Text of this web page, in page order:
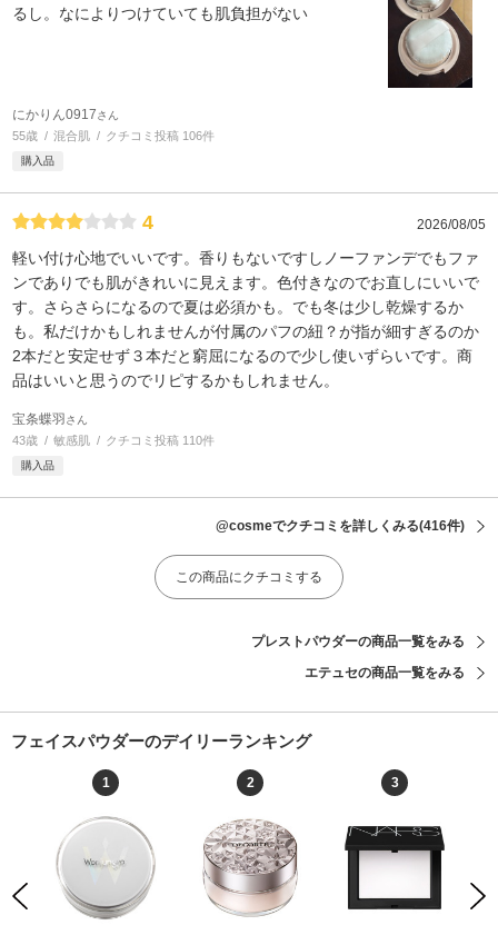
るし。なによりつけていても肌負担がない
にかりん0917さん
55歳 混合肌 クチコミ投稿 106件
購入品
4 2026/08/05
軽い付け心地でいいです。香りもないですしノーファンデでもファ
ンでありでも肌がきれいに見えます。色付きなのでお直しにいいで
す。さらさらになるので夏は必須かも。でも冬は少し乾燥するか
も。私だけかもしれませんが付属のパフの紐？が指が細すぎるのか
2本だと安定せず３本だと窮屈になるので少し使いずらいです。商
品はいいと思うのでリピするかもしれません。
宝条蝶羽 さん
43歳 敏感肌 クチコミ投稿 110件
購入品
@cosmeでクチコミを詳しくみる(416件)
この商品にクチコミする
プレストパウダーの商品一覧をみる
エテュセの商品一覧をみる
フェイスパウダーのデイリーランキング
Previous
1 2 3
Next